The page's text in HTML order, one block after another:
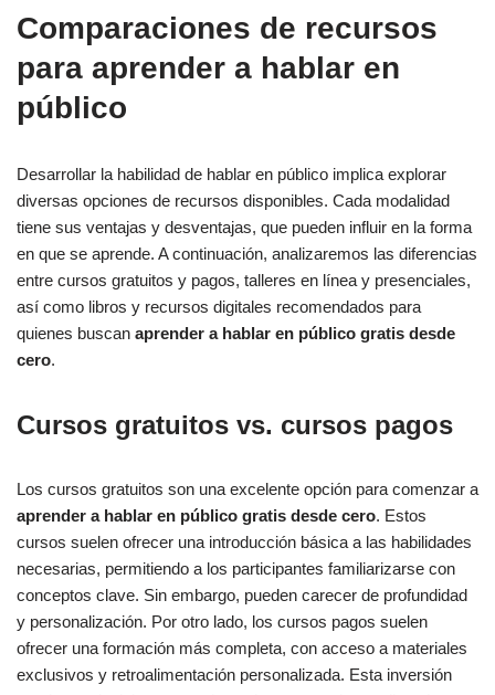
Comparaciones de recursos
para aprender a hablar en
público
Desarrollar la habilidad de hablar en público implica explorar
diversas opciones de recursos disponibles. Cada modalidad
tiene sus ventajas y desventajas, que pueden influir en la forma
en que se aprende. A continuación, analizaremos las diferencias
entre cursos gratuitos y pagos, talleres en línea y presenciales,
así como libros y recursos digitales recomendados para
quienes buscan aprender a hablar en público gratis desde
cero.
Cursos gratuitos vs. cursos pagos
Los cursos gratuitos son una excelente opción para comenzar a
aprender a hablar en público gratis desde cero. Estos
cursos suelen ofrecer una introducción básica a las habilidades
necesarias, permitiendo a los participantes familiarizarse con
conceptos clave. Sin embargo, pueden carecer de profundidad
y personalización. Por otro lado, los cursos pagos suelen
ofrecer una formación más completa, con acceso a materiales
exclusivos y retroalimentación personalizada. Esta inversión